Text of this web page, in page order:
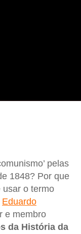
pelas
1848? Por que
usar o termo
Eduardo
e membro
da História da